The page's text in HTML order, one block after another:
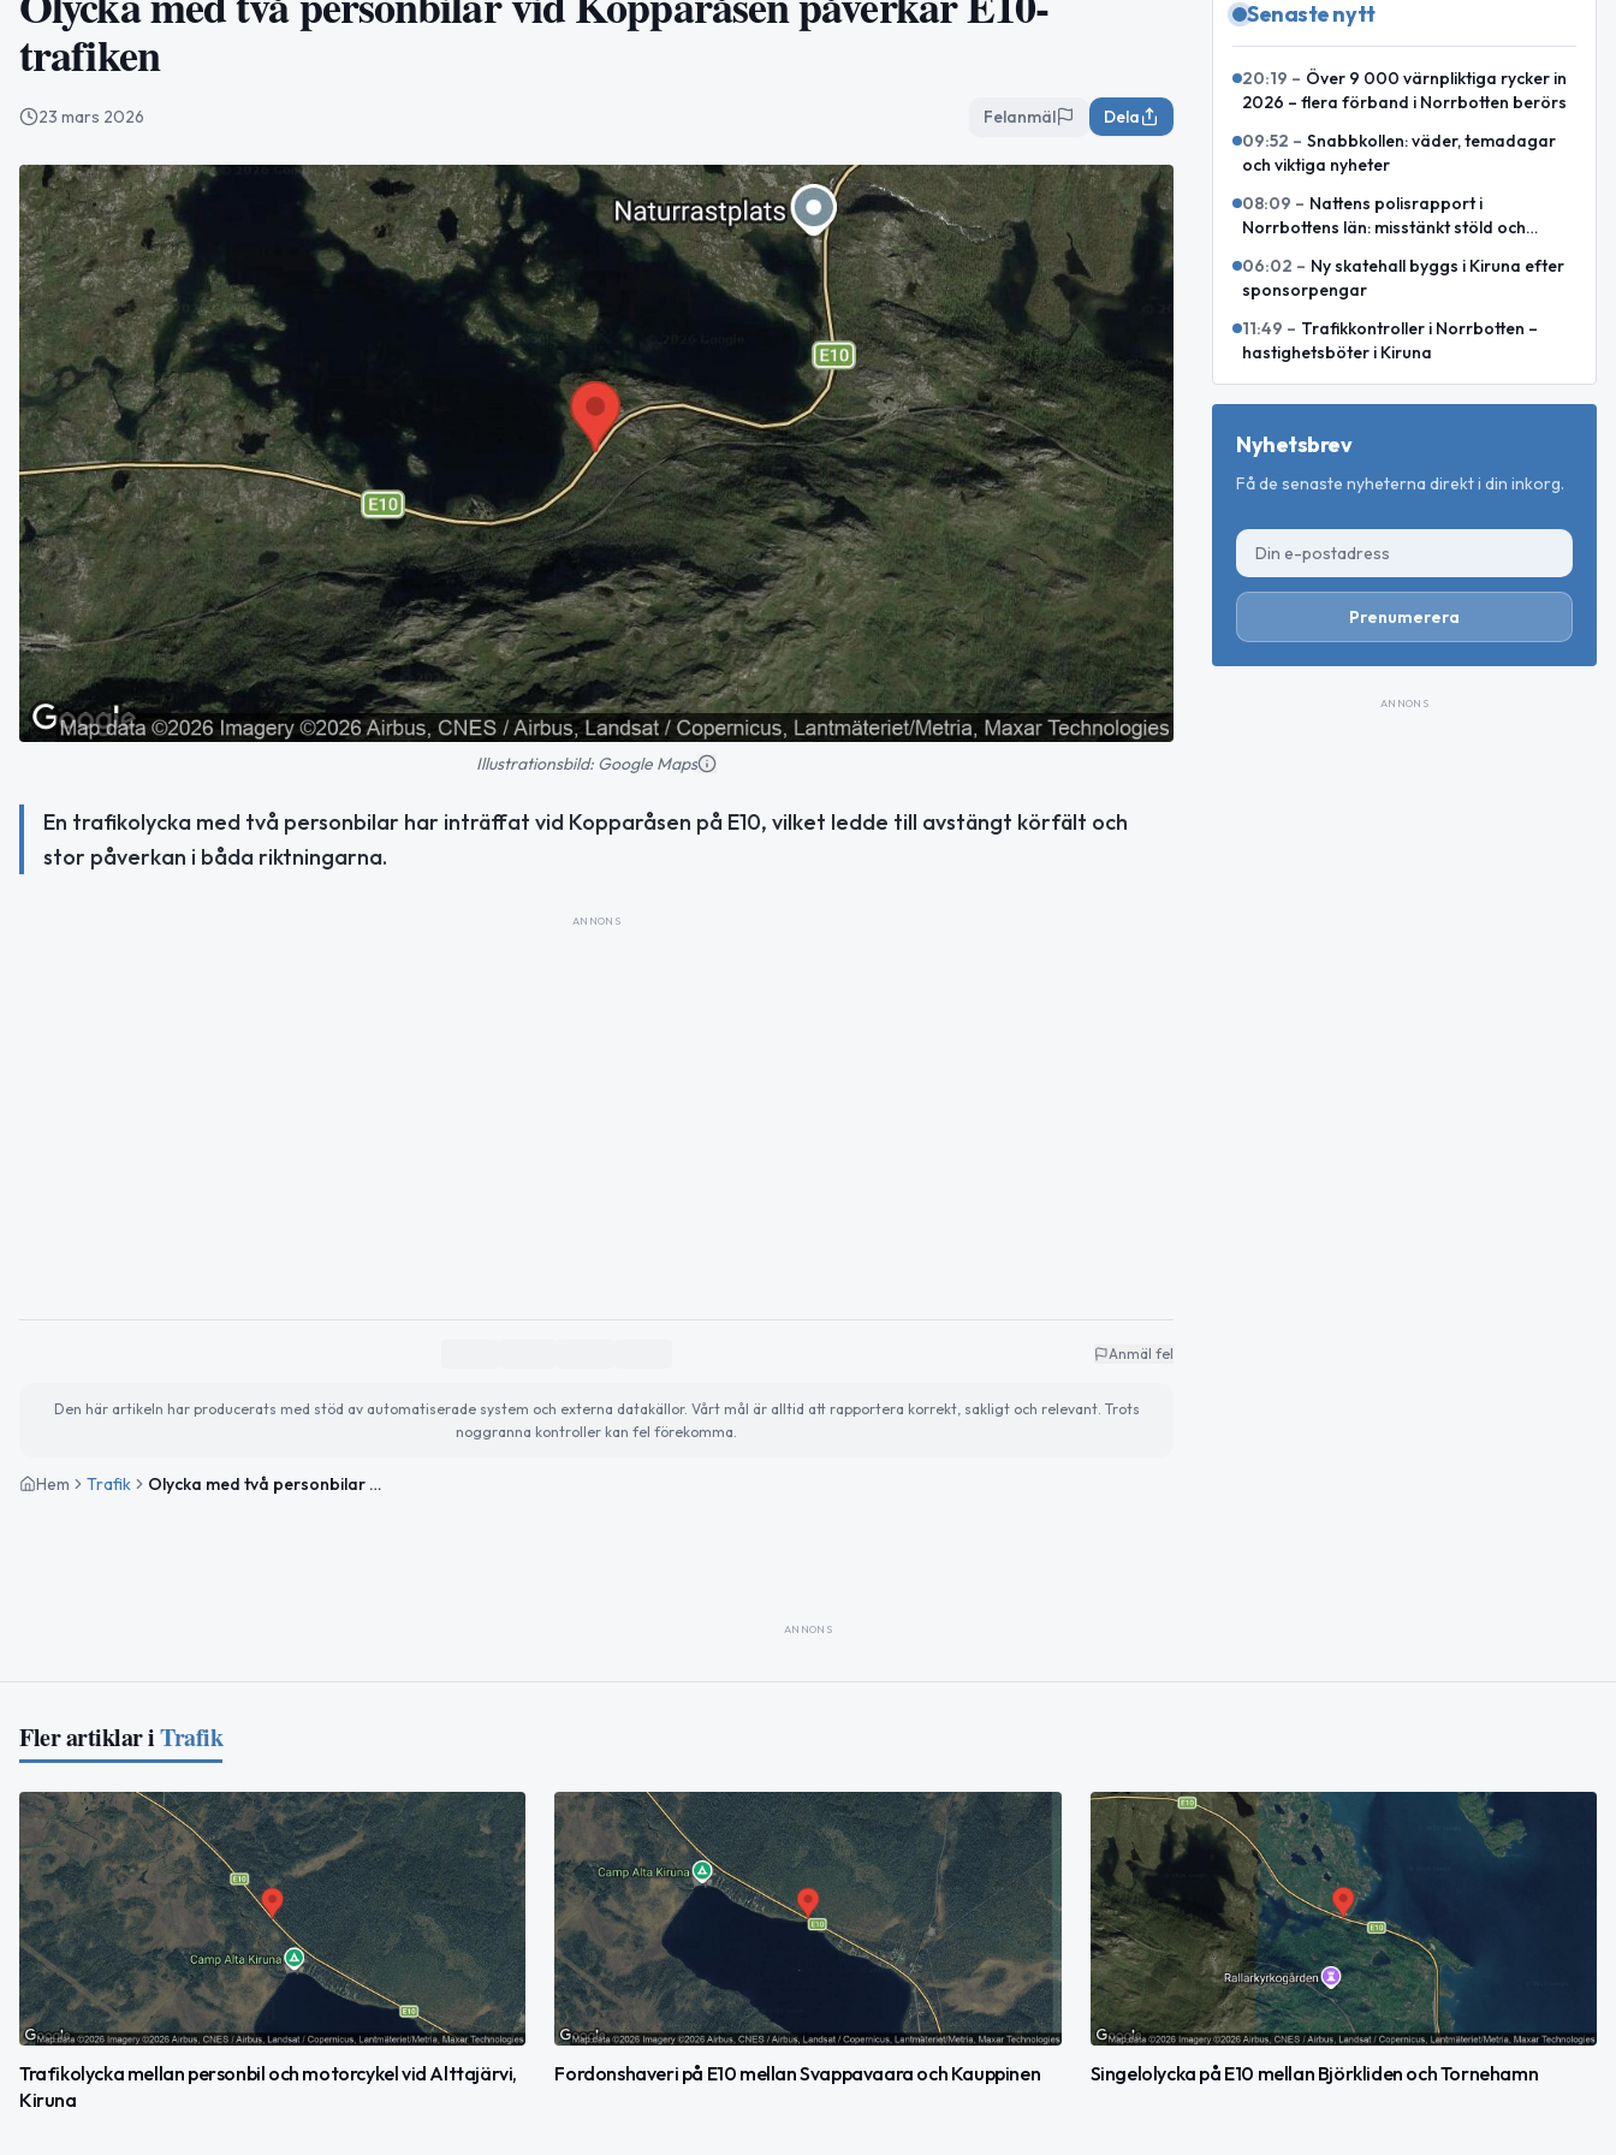
trafiken
23 mars 2026 Felanmäl Dela
Illustrationsbild: Google Maps
En trafikolycka med två personbilar har inträffat vid Kopparåsen på E10, vilket ledde till avstängt körfält och
stor påverkan i båda riktningarna.
ANNONS
Anmäl fel
Den här artikeln har producerats med stöd av automatiserade system och externa datakällor. Vårt mål är alltid att rapportera korrekt, sakligt och relevant. Trots
noggranna kontroller kan fel förekomma.
Hem Trafik Olycka med två personbilar vid Kopparåsen påverkar E10-trafiken
Senaste nytt
20:19 – Över 9 000 värnpliktiga rycker in
2026 – flera förband i Norrbotten berörs
09:52 – Snabbkollen: väder, temadagar
och viktiga nyheter
08:09 – Nattens polisrapport i
Norrbottens län: misstänkt stöld och
06:02 – Ny skatehall byggs i Kiruna efter
sponsorpengar
11:49 – Trafikkontroller i Norrbotten –
hastighetsböter i Kiruna
Nyhetsbrev
Få de senaste nyheterna direkt i din inkorg.
Prenumerera
ANNONS
ANNONS
Fler artiklar iTrafik
Trafikolycka mellan personbil och motorcykel vid Alttajärvi,
Kiruna
Fordonshaveri på E10 mellan Svappavaara och Kauppinen Singelolycka på E10 mellan Björkliden och Tornehamn